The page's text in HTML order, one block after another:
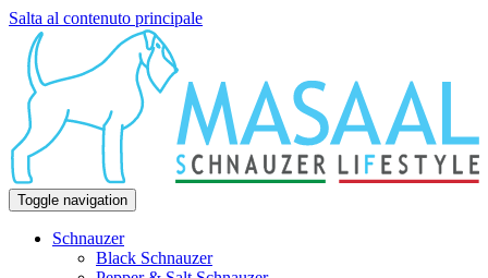
Salta al contenuto principale
Toggle navigation
Schnauzer
Black Schnauzer